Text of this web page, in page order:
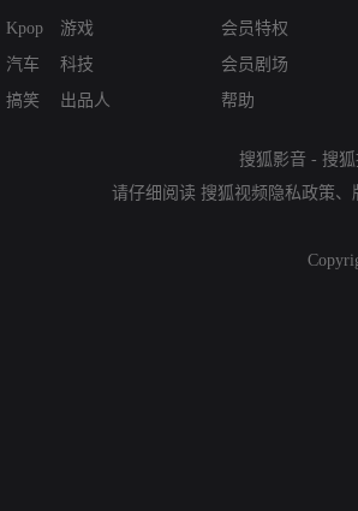
Kpop
汽车
搞笑
游戏
科技
出品人
会员特权
会员剧场
帮助
搜狐影音 - 搜
请仔细阅读 搜狐视频隐私政策、